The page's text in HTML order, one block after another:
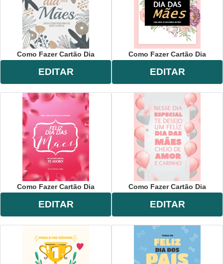
Como Fazer Cartão Dia
EDITAR
Como Fazer Cartão Dia
EDITAR
Como Fazer Cartão Dia
EDITAR
Como Fazer Cartão Dia
EDITAR